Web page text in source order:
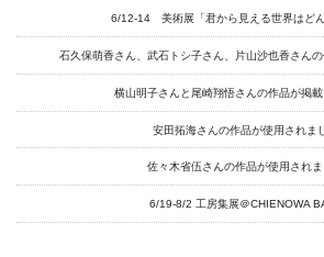
6/12-14 美術展「君から見える世界はどん
石久保萌香さん、武石トシ子さん、片山沙也香さん
横山明子さんと尾崎翔悟さんの作品が掲
安田拓海さんの作品が使用されま
佐々木省伍さんの作品が使用されま
6/19-8/2 工房集展＠CHIENOWA